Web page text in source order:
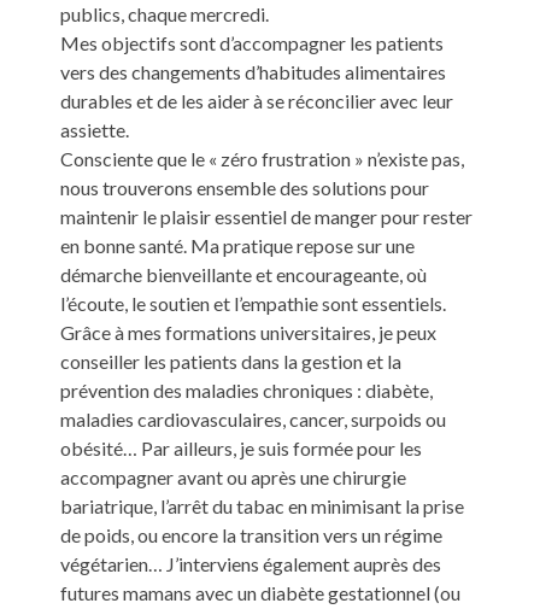
publics, chaque mercredi.
Mes objectifs sont d’accompagner les patients
vers des changements d’habitudes alimentaires
durables et de les aider à se réconcilier avec leur
assiette.
Consciente que le « zéro frustration » n’existe pas,
nous trouverons ensemble des solutions pour
maintenir le plaisir essentiel de manger pour rester
en bonne santé. Ma pratique repose sur une
démarche bienveillante et encourageante, où
l’écoute, le soutien et l’empathie sont essentiels.
Grâce à mes formations universitaires, je peux
conseiller les patients dans la gestion et la
prévention des maladies chroniques : diabète,
maladies cardiovasculaires, cancer, surpoids ou
obésité… Par ailleurs, je suis formée pour les
accompagner avant ou après une chirurgie
bariatrique, l’arrêt du tabac en minimisant la prise
de poids, ou encore la transition vers un régime
végétarien… J’interviens également auprès des
futures mamans avec un diabète gestationnel (ou